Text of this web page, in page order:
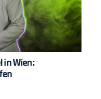
in Wien: